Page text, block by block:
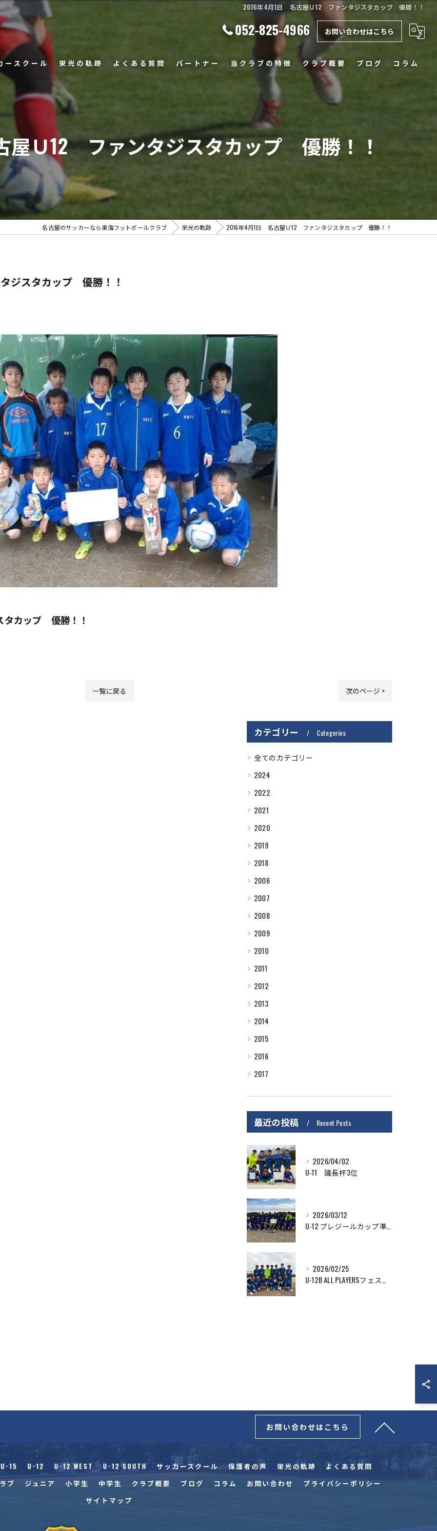
2016年4月1日 名古屋Ｕ12 ファンタジスタカップ 優勝！！
052-825-4966 お問い合わせはこちら
ースクール
の声
栄光の軌跡 よくある質問 パートナー 当クラブの特徴
スクール
ジュニア
クラブ概要 ブログ コラム
屋Ｕ12 ファンタジスタカップ 優勝！！
名古屋のサッカーなら東海フットボールクラブ 栄光の軌跡 2016年4月1日 名古屋Ｕ12 ファンタジスタカップ 優勝！！
ジスタカップ 優勝！！
カップ 優勝！！
一覧に戻る 次のページ >
カテゴリー Categories
全てのカテゴリー
2024
2022
2021
2020
2019
2018
2006
2007
2008
2009
2010
2011
2012
2013
2014
2015
2016
2017
最近の投稿 Recent Posts
2026/04/02
U-11 議長杯3位
2026/03/12
U-12 プレジールカップ準優勝
2026/02/25
U-12B ALL PLAYERSフェスティバル優勝
お問い合わせはこちら
U−15 U−12 U−12 WEST U−12 SOUTH サッカースクール 保護者の声 栄光の軌跡
よくある質問
ブ ジュニア 小学生 中学生 クラブ概要 ブログ コラム お問い合わせ
プライバシーポリシー
サイトマップ